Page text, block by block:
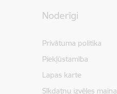
Noderīgi
Privātuma politika
Piekļūstamība
Lapas karte
Sīkdatņu izvēles maiņa